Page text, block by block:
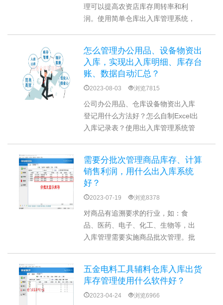
理可以提高农资店库存周转率和利
润。使用简单仓库出入库管理系统，
析等。还支持多用户同时操作，提高
仓库的管理效率和准确性。
怎么管理办公用品、设备物资出
入库，实现出入库明细、库存台
账、数据自动汇总？
2023-08-03 浏览7815
公司办公用品、仓库设备物资出入库
登记用什么方法好？怎么自制Excel出
入库记录表？使用出入库管理系统管
库、领用出库，出入库明细台账都能
查询，简单清晰、无需专门培训即可
上手使用。
需要分批次管理商品库存、计算
销售利润，用什么出入库系统
好？
2023-07-19 浏览8378
对商品有追溯要求的行业，如：食
品、医药、电子、化工、生物等，出
入库管理需要实施商品批次管理。批
计环节。区分不同供应商和不同的采
购成本，按批次管理采购成本，财务
账目更加清晰，出问题可以及时追
五金电料工具辅料仓库入库出货
库存管理使用什么软件好？
2023-04-24 浏览6966